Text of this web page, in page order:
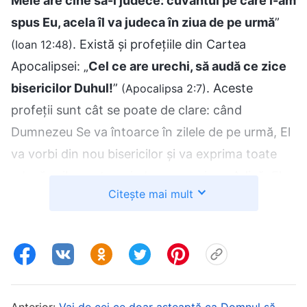
spus Eu, acela îl va judeca în ziua de pe urmă”
(Ioan 12:48). Există și profețiile din Cartea
Apocalipsei: „Cel ce are urechi, să audă ce zice
bisericilor Duhul!” (Apocalipsa 2:7). Aceste
profeții sunt cât se poate de clare: când
Dumnezeu Se va întoarce în zilele de pe urmă, El
va vorbi din nou bisericilor și va exprima toate
va folosi adevărul ca să-i judece și să-i purifice
eliberându-i din robia păcatului. Aceasta este o
etapă fără precedent a lucrării și este ultima
etapă a lucrării de mântuire a lui Dumnezeu. De
Citește mai mult